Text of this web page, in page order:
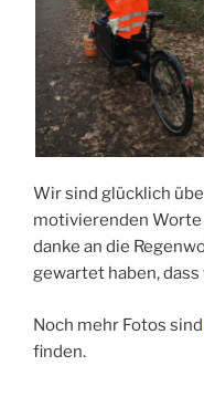
Wir sind glücklich
motivierenden Worte
danke an die
gewartet haben,
Noch mehr Fotos sind
finden.